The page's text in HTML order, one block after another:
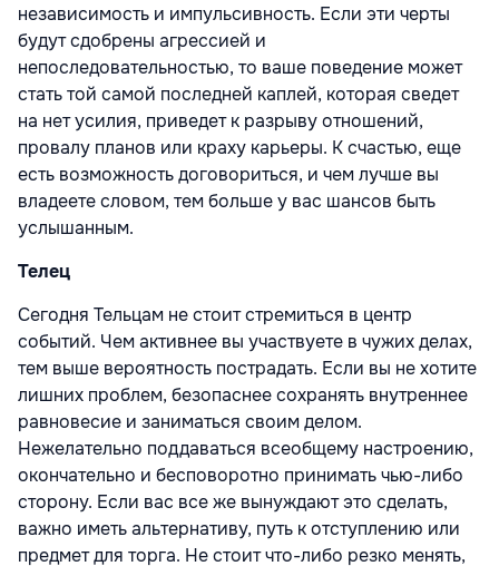
независимость и импульсивность. Если эти черты
будут сдобрены агрессией и
непоследовательностью, то ваше поведение может
стать той самой последней каплей, которая сведет
на нет усилия, приведет к разрыву отношений,
провалу планов или краху карьеры. К счастью, еще
есть возможность договориться, и чем лучше вы
владеете словом, тем больше у вас шансов быть
услышанным.
Телец
Сегодня Тельцам не стоит стремиться в центр
событий. Чем активнее вы участвуете в чужих делах,
тем выше вероятность пострадать. Если вы не хотите
лишних проблем, безопаснее сохранять внутреннее
равновесие и заниматься своим делом.
Нежелательно поддаваться всеобщему настроению,
окончательно и бесповоротно принимать чью-либо
сторону. Если вас все же вынуждают это сделать,
важно иметь альтернативу, путь к отступлению или
предмет для торга. Не стоит что-либо резко менять,